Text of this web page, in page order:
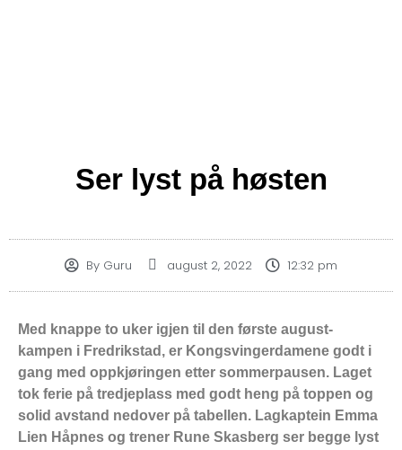
Ser lyst på høsten
By Guru august 2, 2022 12:32 pm
Med knappe to uker igjen til den første august-
kampen i Fredrikstad, er Kongsvingerdamene godt i
gang med oppkjøringen etter sommerpausen. Laget
tok ferie på tredjeplass med godt heng på toppen og
solid avstand nedover på tabellen. Lagkaptein Emma
Lien Håpnes og trener Rune Skasberg ser begge lyst